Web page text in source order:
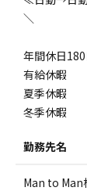
＼
年間休日180
有給休暇
夏季休暇
冬季休暇
勤務先名
Man to Man